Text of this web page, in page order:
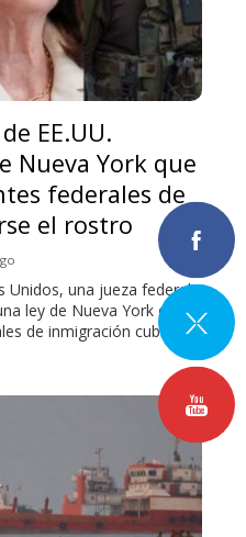
EE.UU.
Nueva York que
federales de
el rostro
Unidos, una jueza federal
ley de Nueva York que
de inmigración cubrirse